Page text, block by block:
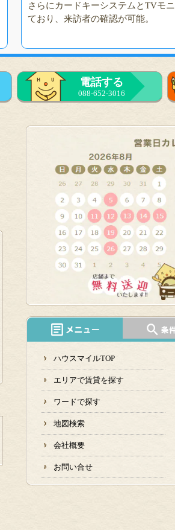
さらにカードキーシステムとTVモ
ており、来訪者の確認が可能。
電話する
088-652-3016
ハウスマイルTOP
エリアで賃貸を探す
ワードで探す
地図検索
会社概要
お問い合せ